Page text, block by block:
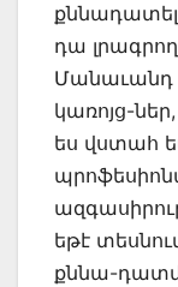
դա
Մանաւանդ
կառոյց-
ես վստահ
եթէ
քննա-